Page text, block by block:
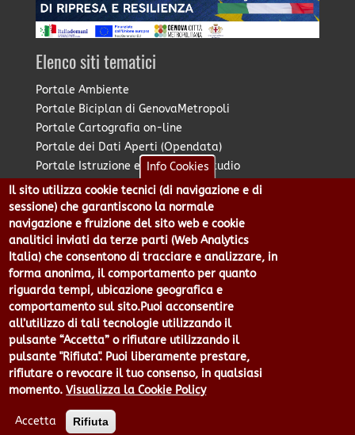
Elenco siti tematici
Portale Ambiente
Portale Biciplan di GenovaMetropoli
Portale Cartografia on-line
Portale dei Dati Aperti (Opendata)
Portale Istruzione e Diritto allo Studio
Portale Marketing Territoriale
Portale Piano Strategico Metropolitano
Portale PUMS di GenovaMetropoli
Portale Stazione Unica Appaltante
Pratico: procedimenti e istanze online
Città Metropolitana di Genova - Piazzale Mazzini 2 -16122 -
Genova | CF:80007350103 - P.Iva: 00949170104 | Codice IPA: cmge
Centralino 010 54991 Fax 010 5499244 URP 010 5499456
Num.Verde 800 509420 | P.E.C.:
pec@cert.cittametropolitana.genova.it
Privacy|Tecnologie e Accessibilità|Note Legali
sito Web
Info Cookies
Il sito utilizza cookie tecnici (di navigazione e di
sessione) che garantiscono la normale
navigazione e fruizione del sito web e cookie
analitici inviati da terze parti (Web Analytics
Italia) che consentono di tracciare e analizzare, in
forma anonima, il comportamento per quanto
riguarda tempi, ubicazione geografica e
comportamento sul sito.Puoi acconsentire
all’utilizzo di tali tecnologie utilizzando il
pulsante “Accetta” o rifiutare utilizzando il
pulsante "Rifiuta". Puoi liberamente prestare,
rifiutare o revocare il tuo consenso, in qualsiasi
momento. Visualizza la Cookie Policy
Accetta Rifiuta